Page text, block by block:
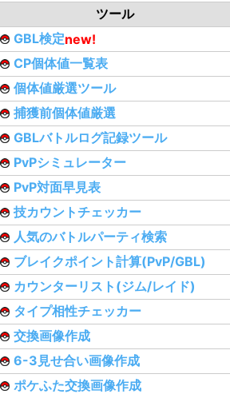
ツール
GBL検定new!
CP個体値一覧表
個体値厳選ツール
捕獲前個体値厳選
GBLバトルログ記録ツール
PvPシミュレーター
PvP対面早見表
技カウントチェッカー
人気のバトルパーティ検索
ブレイクポイント計算(PvP/GBL)
カウンターリスト(ジム/レイド)
タイプ相性チェッカー
交換画像作成
6-3見せ合い画像作成
ポケふた交換画像作成